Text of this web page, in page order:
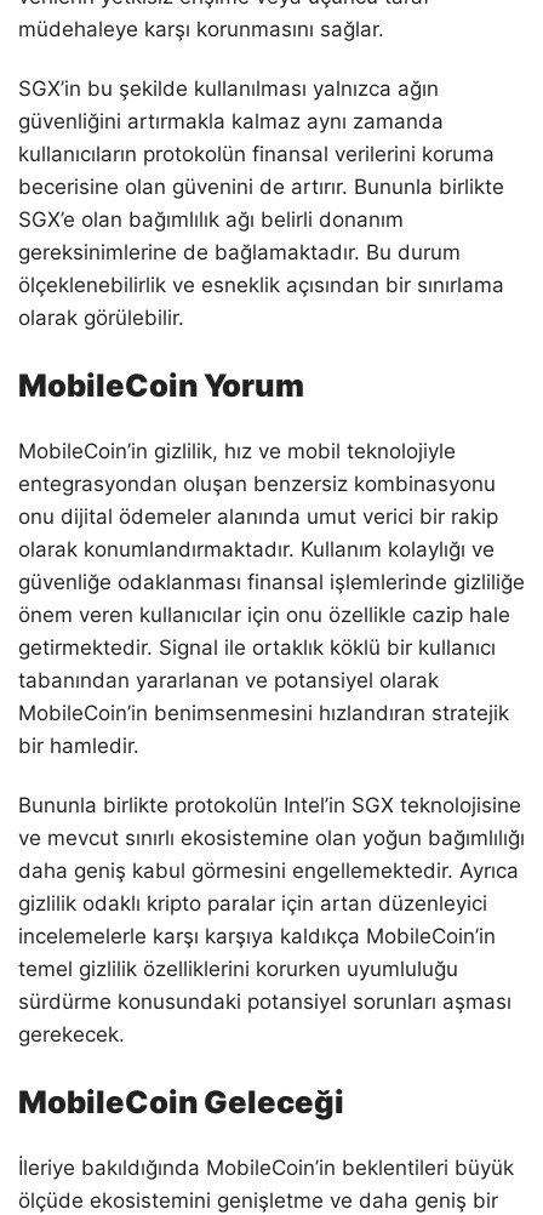
müdehaleye karşı korunmasını sağlar.
SGX’in bu şekilde kullanılması yalnızca ağın
güvenliğini artırmakla kalmaz aynı zamanda
kullanıcıların protokolün finansal verilerini koruma
becerisine olan güvenini de artırır. Bununla birlikte
SGX’e olan bağımlılık ağı belirli donanım
gereksinimlerine de bağlamaktadır. Bu durum
ölçeklenebilirlik ve esneklik açısından bir sınırlama
olarak görülebilir.
MobileCoin Yorum
MobileCoin’in gizlilik, hız ve mobil teknolojiyle
entegrasyondan oluşan benzersiz kombinasyonu
onu dijital ödemeler alanında umut verici bir rakip
olarak konumlandırmaktadır. Kullanım kolaylığı ve
güvenliğe odaklanması finansal işlemlerinde gizliliğe
önem veren kullanıcılar için onu özellikle cazip hale
getirmektedir. Signal ile ortaklık köklü bir kullanıcı
tabanından yararlanan ve potansiyel olarak
MobileCoin’in benimsenmesini hızlandıran stratejik
bir hamledir.
Bununla birlikte protokolün Intel’in SGX teknolojisine
ve mevcut sınırlı ekosistemine olan yoğun bağımlılığı
daha geniş kabul görmesini engellemektedir. Ayrıca
gizlilik odaklı kripto paralar için artan düzenleyici
incelemelerle karşı karşıya kaldıkça MobileCoin’in
temel gizlilik özelliklerini korurken uyumluluğu
sürdürme konusundaki potansiyel sorunları aşması
gerekecek.
MobileCoin Geleceği
İleriye bakıldığında MobileCoin’in beklentileri büyük
ölçüde ekosistemini genişletme ve daha geniş bir